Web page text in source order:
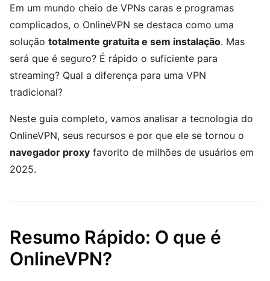
Em um mundo cheio de VPNs caras e programas
complicados, o OnlineVPN se destaca como uma
solução totalmente gratuita e sem instalação. Mas
será que é seguro? É rápido o suficiente para
streaming? Qual a diferença para uma VPN
tradicional?
Neste guia completo, vamos analisar a tecnologia do
OnlineVPN, seus recursos e por que ele se tornou o
navegador proxy favorito de milhões de usuários em
2025.
Resumo Rápido: O que é
OnlineVPN?